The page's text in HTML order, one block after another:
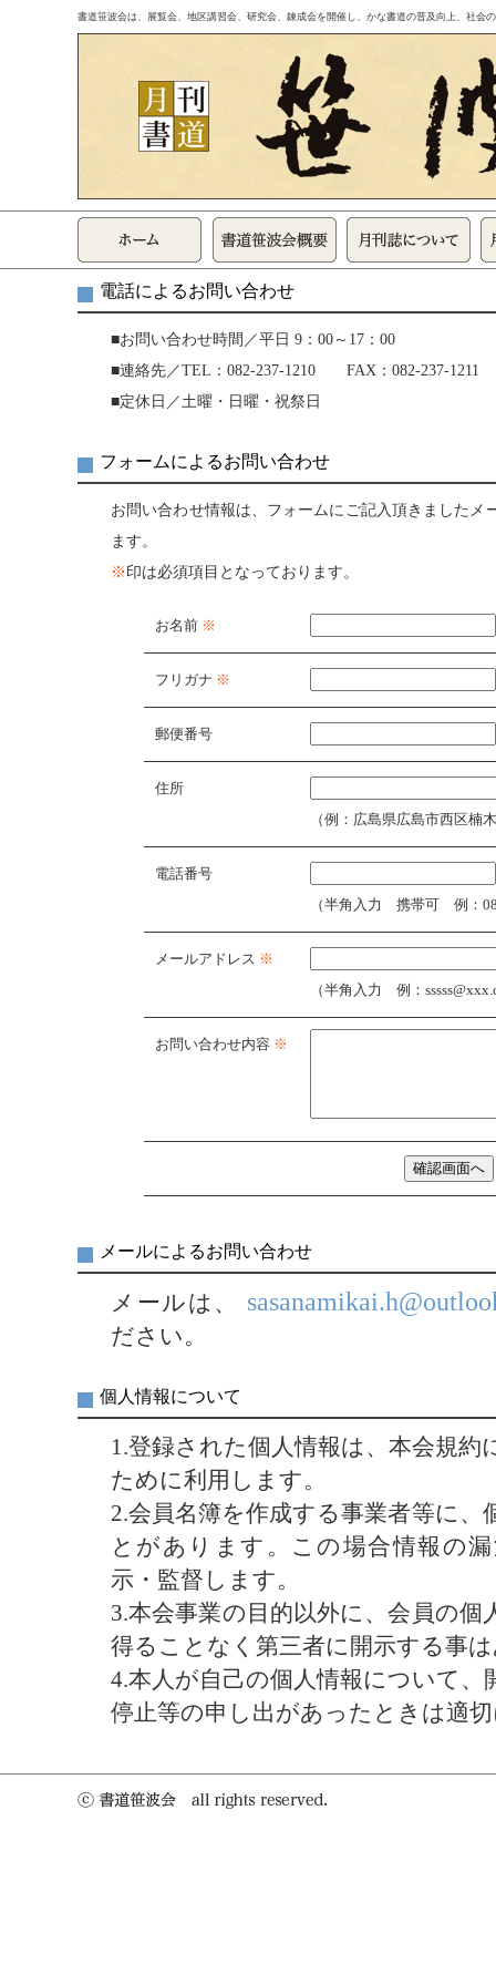
書道笹波会は、展覧会、地区講習会、研究会、錬成会を開催し、かな書道の普及向上、社会
電話によるお問い合わせ
■お問い合わせ時間／平日 9：00～17：00
■連絡先／TEL：082-237-1210 FAX：082-237-1211
■定休日／土曜・日曜・祝祭日
フォームによるお問い合わせ
お問い合わせ情報は、フォームにご記入頂きましたメ
ます。
※ 印は必須項目となっております。
お名前 ※
フリガナ ※
郵便番号
住所
（例：広島県広島市西区楠
電話番号
（半角入力 携帯可 例：
メールアドレス ※
（半角入力 例：
お問い合わせ内容 ※
メールによるお問い合わせ
メールは、
ださい。
個人情報について
1.登録された個人情報は、本会規約
ために利用します。
2.会員名簿を作成する事業者等に、
とがあります。この場合情報の
示・監督します。
3.本会事業の目的以外に、会員の個
得ることなく第三者に開示する事
4.本人が自己の個人情報について、
停止等の申し出があったときは適